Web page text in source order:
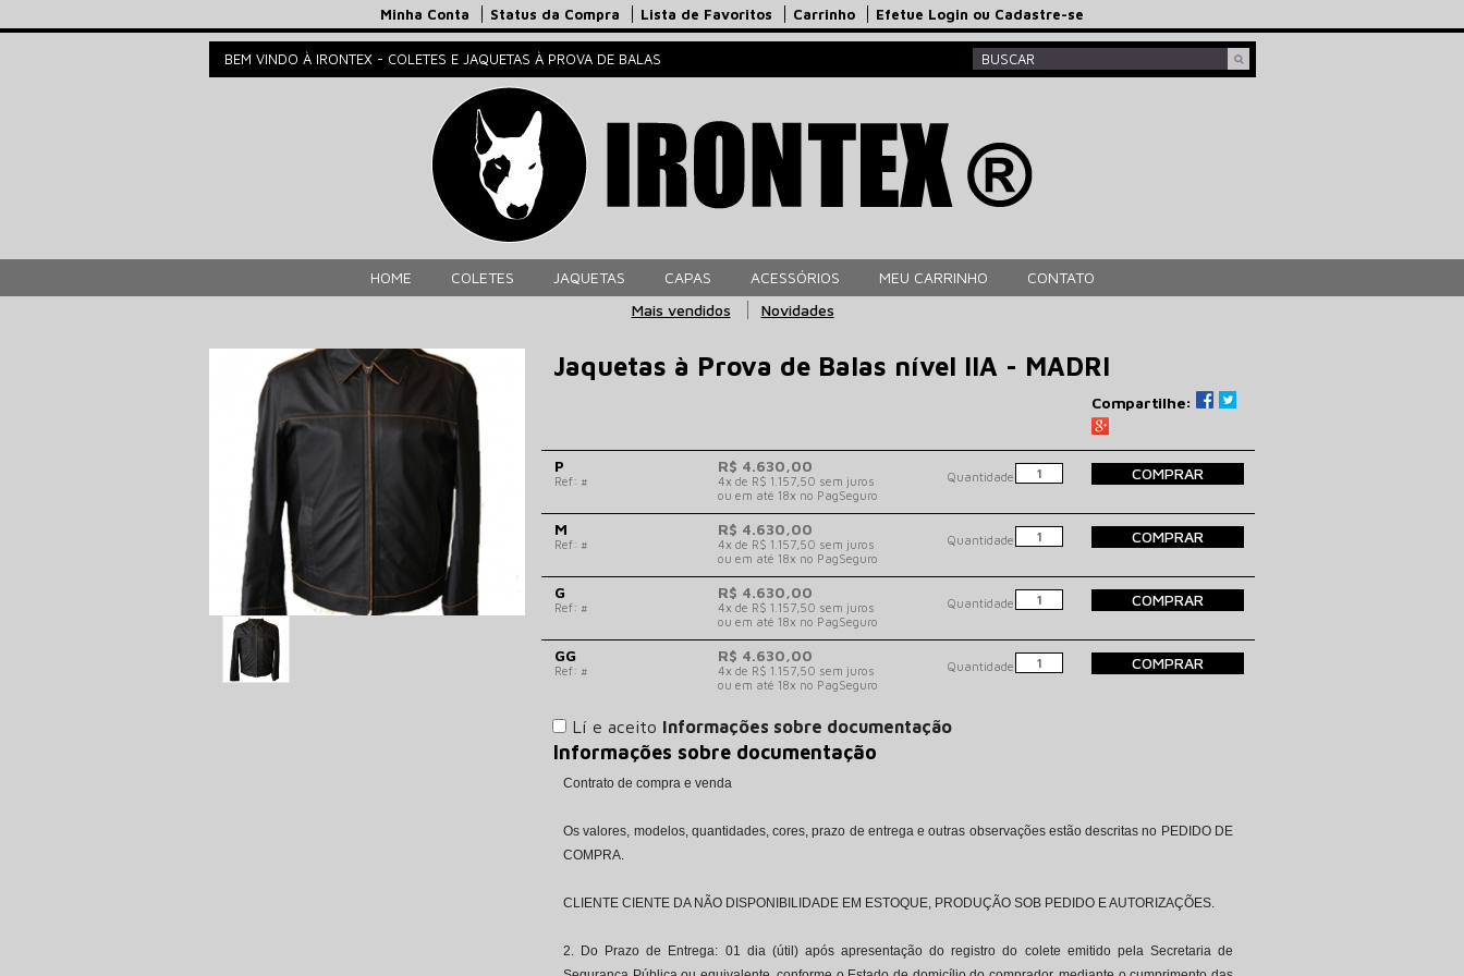
Minha Conta Status da Compra Lista de Favoritos Carrinho Efetue Login ou Cadastre-se
BEM VINDO À IRONTEX - COLETES E JAQUETAS À PROVA DE BALAS
HOME COLETES JAQUETAS CAPAS ACESSÓRIOS MEU CARRINHO
CONTATO
Mais vendidos
Novidades
Jaquetas à Prova de Balas nível IIA - MADRI
Compartilhe:
Compartilhar no Facebook
Compartilhar no Twitter
P
Ref: #
R$ 4.630,00
4x de R$ 1.157,50 sem juros
ou em até 18x no PagSeguro
Quantidade: COMPRAR
M
Ref: #
R$ 4.630,00
4x de R$ 1.157,50 sem juros
ou em até 18x no PagSeguro
Quantidade: COMPRAR
G
Ref: #
R$ 4.630,00
4x de R$ 1.157,50 sem juros
ou em até 18x no PagSeguro
Quantidade: COMPRAR
GG
Ref: #
R$ 4.630,00
4x de R$ 1.157,50 sem juros
ou em até 18x no PagSeguro
Quantidade: COMPRAR
Lí e aceito Informações sobre documentação
Informações sobre documentação
Contrato de compra e venda
Os valores, modelos, quantidades, cores, prazo de entrega e outras observações estão descritas no PEDIDO DE
COMPRA.
CLIENTE CIENTE DA NÃO DISPONIBILIDADE EM ESTOQUE, PRODUÇÃO SOB PEDIDO E AUTORIZAÇÕES.
2. Do Prazo de Entrega: 01 dia (útil) após apresentação do registro do colete emitido pela Secretaria de